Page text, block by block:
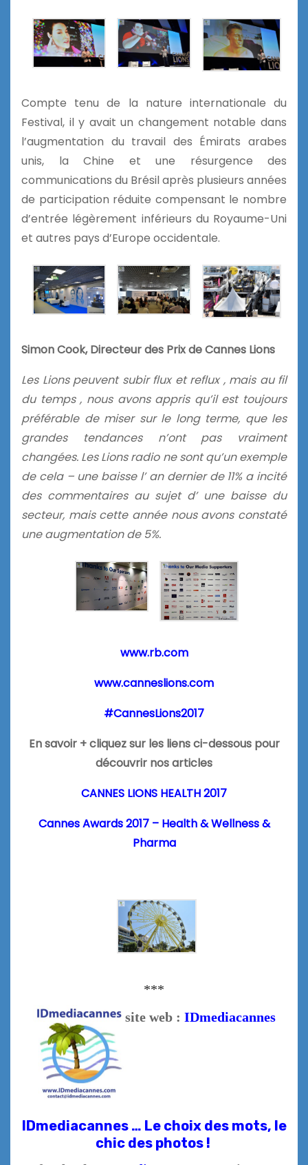
Compte tenu de la nature internationale du
Festival, il y avait un changement notable dans
l’augmentation du travail des Émirats arabes
unis, la Chine et une résurgence des
communications du Brésil après plusieurs années
de participation réduite compensant le nombre
d’entrée légèrement inférieurs du Royaume-Uni
et autres pays d’Europe occidentale.
Simon Cook, Directeur des Prix de Cannes Lions
Les Lions peuvent subir flux et reflux , mais au fil
du temps , nous avons appris qu’il est toujours
préférable de miser sur le long terme, que les
grandes tendances n’ont pas vraiment
changées. Les Lions radio ne sont qu’un exemple
de cela – une baisse l’ an dernier de 11% a incité
des commentaires au sujet d’ une baisse du
secteur, mais cette année nous avons constaté
une augmentation de 5%.
www.rb.com
www.canneslions.com
#CannesLions2017
En savoir + cliquez sur les liens ci-dessous pour
découvrir nos articles
CANNES LIONS HEALTH 2017
Cannes Awards 2017 – Health & Wellness &
Pharma
***
site web : IDmediacannes
IDmediacannes … Le choix des mots, le
chic des photos !